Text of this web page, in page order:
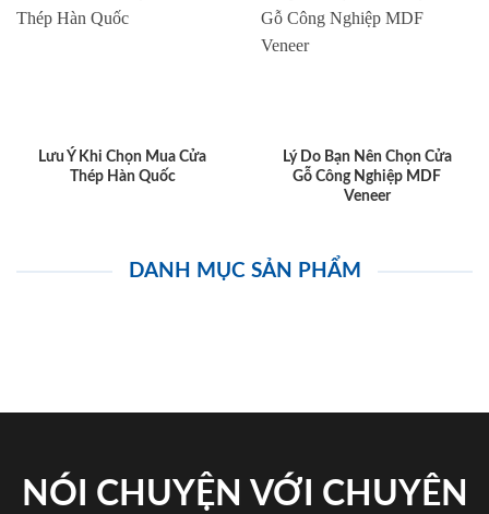
Lưu Ý Khi Chọn Mua Cửa
Thép Hàn Quốc
Lý Do Bạn Nên Chọn Cửa
Gỗ Công Nghiệp MDF
Veneer
DANH MỤC SẢN PHẨM
NÓI CHUYỆN VỚI CHUYÊN